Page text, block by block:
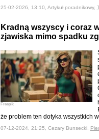
25-02-2026, 13:10, Artykuł poradnikowy,
Kradną wszyscy i coraz
zjawiska mimo spadku
Freepik
że problem ten dotyka wszystkich
07-12-2024, 21:25, Cezary Bunsecki,